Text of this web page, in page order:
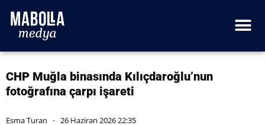
CHP Muğla binasında Kılıçdaroğlu’nun
fotoğrafına çarpı işareti
Esma Turan 26 Haziran 2026 22:35